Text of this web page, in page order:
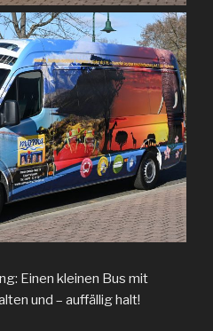
Einen kleinen Bus mit
und – auffällig halt!